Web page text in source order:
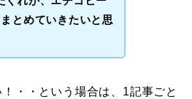
とめていきたいと思
・・という場合は、1記事ごと